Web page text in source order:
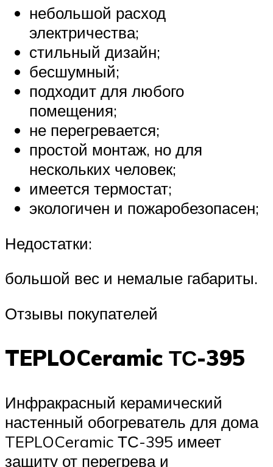
небольшой расход
электричества;
стильный дизайн;
бесшумный;
подходит для любого
помещения;
не перегревается;
простой монтаж, но для
нескольких человек;
имеется термостат;
экологичен и пожаробезопасен;
Недостатки:
большой вес и немалые габариты.
Отзывы покупателей
TEPLOCeramic ТС-395
Инфракрасный керамический
настенный обогреватель для дома
TEPLOCeramic ТС-395 имеет
защиту от перегрева и